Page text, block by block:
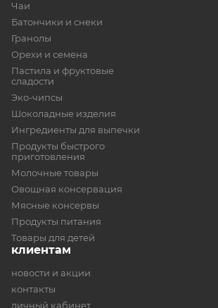
Чаи
Батончики и снеки
Гранолы
Орехи и семена
Пастила и фруктовые
сладости
Эко-чипсы
Шоколадные изделия
Ингредиенты для выпечки
Продукты быстрого
приготовления
Молочные товары
Овощная консервация
Мясные консервы
Продукты питания
Товары для детей
клиентам
новости и акции
контакты
личный кабинет